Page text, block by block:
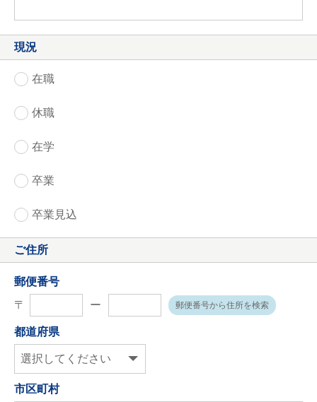
現況
在職
休職
在学
卒業
卒業見込
ご住所
郵便番号
〒
ー 郵便番号から住所を検索
都道府県
市区町村